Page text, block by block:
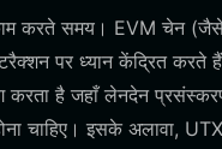
करते समय। EVM चेन (जैसे
पर ध्यान केंद्रित करते
है जहाँ लेनदेन
चाहिए। इसके अलावा,